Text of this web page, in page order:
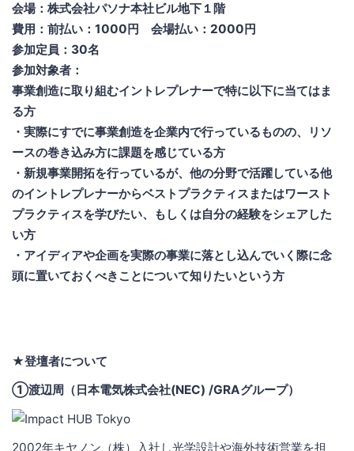
会場：株式会社パソナ本社ビル地下１階
費用：前払い：1000円 会場払い：2000円
参加定員：30名
参加対象者：
事業創造に取り組むイントレプレナーで特に以下に当てはま
る方
・実際にすでに事業創造を企業内で行っているものの、リソ
ースの巻き込み方に課題を感じている方
・新規事業開拓を行っているが、他の分野で活躍している他
のイントレプレナーからベストプラクティスまたはワースト
プラクティスを学びたい、もしくは自分の経験をシェアした
い方
・アイディアや企画を実際の事業に落とし込んでいく際に念
頭に置いておくべきことについて知りたいという方
★登壇者について
①渡辺周（日本電気株式会社(NEC) /GRAグループ）
2002年キヤノン（株）入社し光学設計や海外技術営業を担